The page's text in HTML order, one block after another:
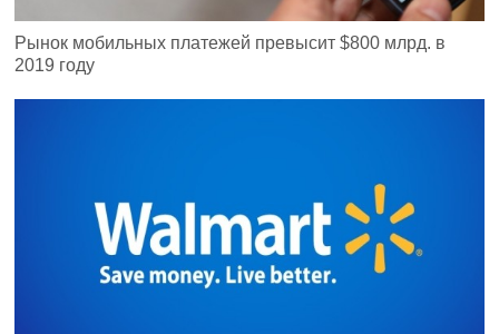
Рынок мобильных платежей превысит $800 млрд. в
2019 году